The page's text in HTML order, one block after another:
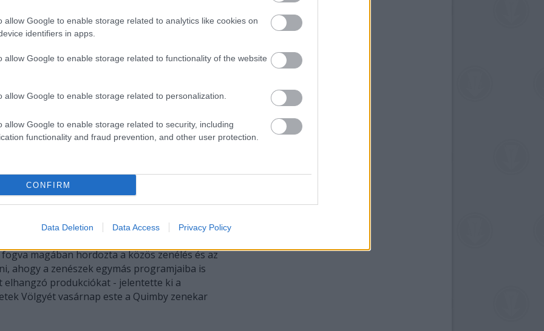
allow Google to enable storage related to analytics like cookies on
identifiers in apps.
allow Google to enable storage related to functionality of the website
allow Google to enable storage related to personalization.
allow Google to enable storage related to security, including
functionality and fraud prevention, and other user protection.
CONFIRM
Data Deletion Data Access Privacy Policy
magában hordozta a közös zenélés és az
ahogy a zenészek egymás programjaiba is
elhangzó produkciókat - jelentette ki a
Völgyét vasárnap este a Quimby zenekar